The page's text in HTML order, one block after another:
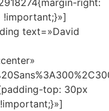
text=»David
top: 30px